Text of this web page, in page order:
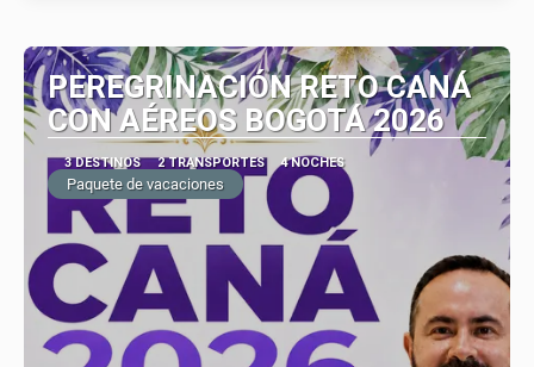
PEREGRINACIÓN RETO CANÁ
CON AÉREOS BOGOTÁ 2026
3 DESTINOS 2 TRANSPORTES 4 NOCHES
Paquete de vacaciones